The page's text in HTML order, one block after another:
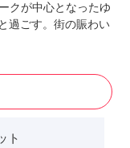
クが中心となったゆ
過ごす。街の賑わい
ト